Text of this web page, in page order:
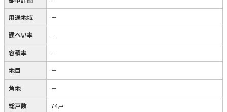
用途地域 －
建ぺい率 －
容積率 －
地目 －
角地 －
総戸数 74戸